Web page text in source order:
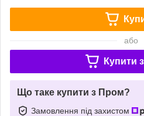
або
Купити з
Що таке купити з Пром?
Замовлення під захистом